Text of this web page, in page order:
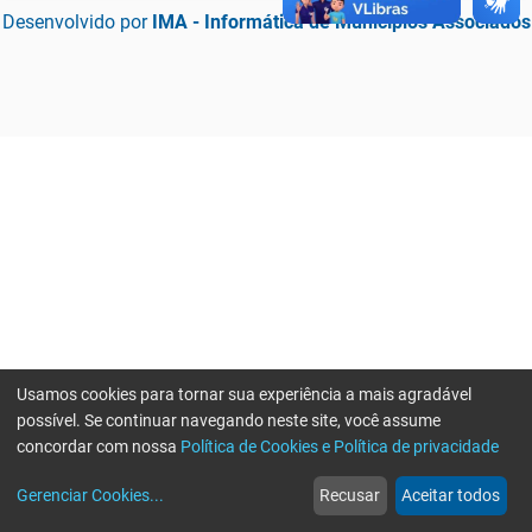
Desenvolvido por IMA - Informática de Municípios Associados
web
Notícias
more_horiz
Mais
Usamos cookies para tornar sua experiência a mais agradável
possível. Se continuar navegando neste site, você assume
concordar com nossa Política de Cookies e Política de privacidade
Gerenciar Cookies... Recusar Aceitar todos
Erro ao enviar informações, por favor tente novamente